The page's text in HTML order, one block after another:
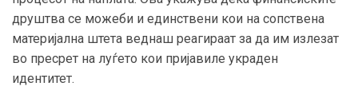
друштва се можеби и единствени кои на сопствена
материјална штета веднаш реагираат за да им излезат
во пресрет на луѓето кои пријавиле украден
идентитет.